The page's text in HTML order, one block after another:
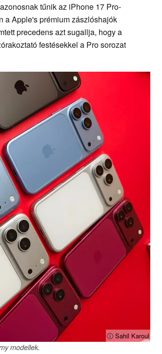
tűnik az iPhone 17 Pro-
a Apple's prémium zászlóshajók
precedens azt sugallja, hogy a
festésekkel a Pro sorozat
ⓘ Sahil Karoul
modellek.